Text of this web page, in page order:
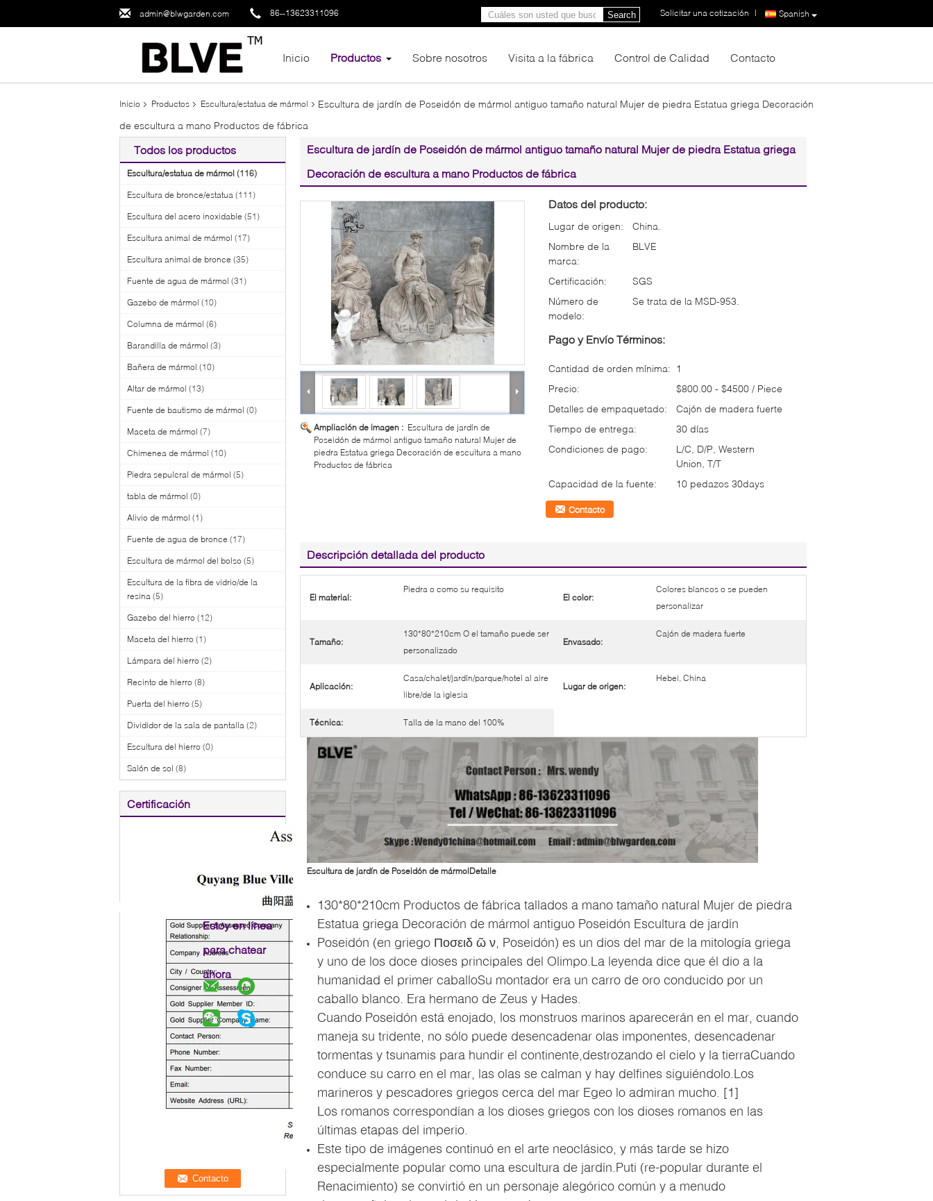
admin@blwgarden.com 86--13623311096 Spanish
Solicitar una cotización |
Search
Inicio Productos Sobre nosotros Visita a la fábrica Control de Calidad Contacto
Inicio Productos Escultura/estatua de mármol
Escultura de jardín de Poseidón de mármol antiguo tamaño natural Mujer de piedra Estatua griega Decoración
de escultura a mano Productos de fábrica
Todos los productos
Escultura/estatua de mármol (116)
Escultura de bronce/estatua (111)
Escultura del acero inoxidable (51)
Escultura animal de mármol (17)
Escultura animal de bronce (35)
Fuente de agua de mármol (31)
Gazebo de mármol (10)
Columna de mármol (6)
Barandilla de mármol (3)
Bañera de mármol (10)
Altar de mármol (13)
Fuente de bautismo de mármol (0)
Maceta de mármol (7)
Chimenea de mármol (10)
Piedra sepulcral de mármol (5)
tabla de mármol (0)
Alivio de mármol (1)
Fuente de agua de bronce (17)
Escultura de mármol del bolso (5)
Escultura de la fibra de vidrio/de la
resina (5)
Gazebo del hierro (12)
Maceta del hierro (1)
Lámpara del hierro (2)
Recinto de hierro (8)
Puerta del hierro (5)
Divididor de la sala de pantalla (2)
Escultura del hierro (0)
Salón de sol (8)
Certificación
Estoy en línea
para chatear
ahora
Escultura de jardín de Poseidón de mármol antiguo tamaño natural Mujer de piedra Estatua griega
Decoración de escultura a mano Productos de fábrica
Ampliación de imagen : Escultura de jardín de
Poseidón de mármol antiguo tamaño natural Mujer de
piedra Estatua griega Decoración de escultura a mano
Productos de fábrica
Datos del producto:
Lugar de origen:
China.
Nombre de la
marca:
BLVE
Certificación:
SGS
Número de
modelo:
Se trata de la MSD-953.
Pago y Envío Términos:
Cantidad de orden mínima: 1
Precio:
$800.00 - $4500 / Piece
Detalles de empaquetado:
Cajón de madera fuerte
Tiempo de entrega:
30 días
Condiciones de pago:
L/C, D/P, Western
Union, T/T
Capacidad de la fuente:
10 pedazos 30days
Contacto
Descripción detallada del producto
El material:
Piedra o como su requisito
El color:
Colores blancos o se pueden
personalizar
Tamaño:
130*80*210cm O el tamaño puede ser
personalizado
Envasado:
Cajón de madera fuerte
Aplicación:
Casa/chalet/jardín/parque/hotel al aire
libre/de la iglesia
Lugar de origen:
Hebei, China
Técnica: Talla de la mano del 100%
Escultura de jardín de Poseidón de mármolDetalle
130*80*210cm Productos de fábrica tallados a mano tamaño natural Mujer de piedra
Estatua griega Decoración de mármol antiguo Poseidón Escultura de jardín
Poseidón (en griego Ποσειδ ῶ ν, Poseidón) es un dios del mar de la mitología griega
y uno de los doce dioses principales del Olimpo.La leyenda dice que él dio a la
humanidad el primer caballoSu montador era un carro de oro conducido por un
caballo blanco. Era hermano de Zeus y Hades.
Cuando Poseidón está enojado, los monstruos marinos aparecerán en el mar, cuando
maneja su tridente, no sólo puede desencadenar olas imponentes, desencadenar
tormentas y tsunamis para hundir el continente,destrozando el cielo y la tierraCuando
conduce su carro en el mar, las olas se calman y hay delfines siguiéndolo.Los
marineros y pescadores griegos cerca del mar Egeo lo admiran mucho. [1]
Los romanos correspondían a los dioses griegos con los dioses romanos en las
últimas etapas del imperio.
Este tipo de imágenes continuó en el arte neoclásico, y más tarde se hizo
especialmente popular como una escultura de jardín.Puti (re-popular durante el
Renacimiento) se convirtió en un personaje alegórico común y a menudo